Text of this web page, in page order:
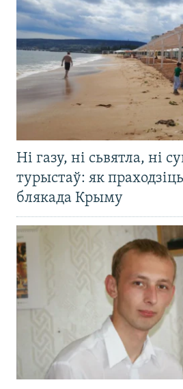
Ні газу, ні сьвятла, ні
турыстаў: як
блякада Крыму